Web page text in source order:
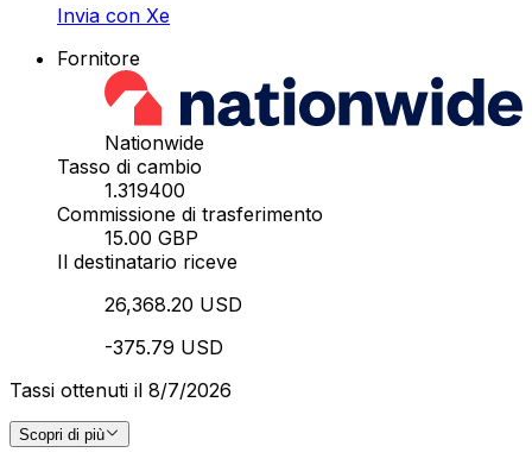
Invia con Xe
Fornitore
Nationwide
Tasso di cambio
1.319400
Commissione di trasferimento
15.00 GBP
Il destinatario riceve
26,368.20 USD
-375.79 USD
Tassi ottenuti il 8/7/2026
Scopri di più